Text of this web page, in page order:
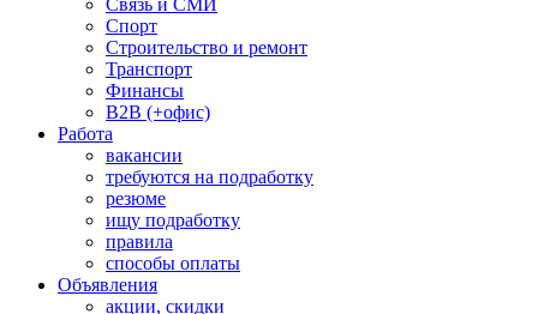
Связь и СМИ
Спорт
Строительство и ремонт
Транспорт
Финансы
B2B (+офис)
Работа
вакансии
требуются на подработку
резюме
ищу подработку
правила
способы оплаты
Объявления
акции, скидки